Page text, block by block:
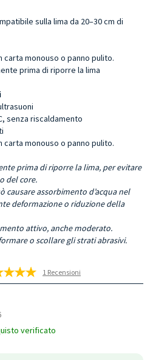
sulla lima da 20–30 cm di
monouso o panno pulito.
prima di riporre la lima
senza riscaldamento
monouso o panno pulito.
prima di riporre la lima, per evitare
del core.
causareassorbimento d’acqua nel
deformazione o riduzione della
attivo, anche moderato.
o scollare gli strati abrasivi.
1 Recensioni
verificato